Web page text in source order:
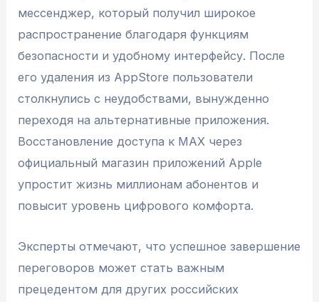
мессенджер, который получил широкое
распространение благодаря функциям
безопасности и удобному интерфейсу. После
его удаления из AppStore пользователи
столкнулись с неудобствами, вынужденно
переходя на альтернативные приложения.
Восстановление доступа к MAX через
официальный магазин приложений Apple
упростит жизнь миллионам абонентов и
повысит уровень цифрового комфорта.
Эксперты отмечают, что успешное завершение
переговоров может стать важным
прецедентом для других российских